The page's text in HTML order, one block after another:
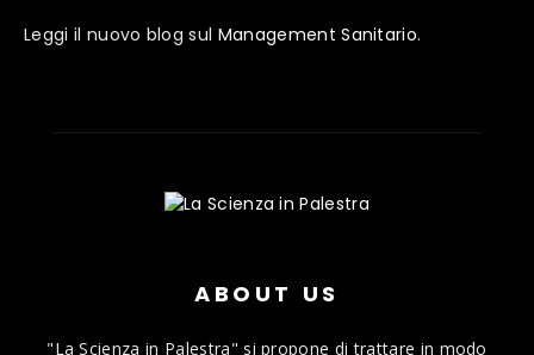
Leggi il nuovo blog sul Management Sanitario.
ABOUT US
"La Scienza in Palestra" si propone di trattare in modo